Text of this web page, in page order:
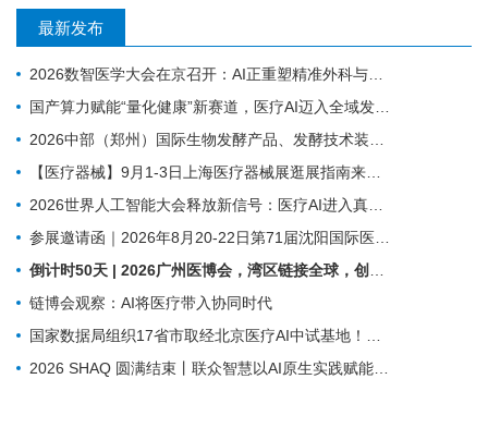
最新发布
2026数智医学大会在京召开：AI正重塑精准外科与基层医疗
国产算力赋能“量化健康”新赛道，医疗AI迈入全域发展新阶段
2026中部（郑州）国际生物发酵产品、发酵技术装备博览会
【医疗器械】9月1-3日上海医疗器械展​逛展指南来了！
2026世界人工智能大会释放新信号：医疗AI进入真实场景落地时代
参展邀请函｜2026年8月20-22日第71届沈阳国际医疗器械展览会
倒计时50天 | 2026广州医博会，湾区链接全球，创新驱动健康
链博会观察：AI将医疗带入协同时代
国家数据局组织17省市取经北京医疗AI中试基地！国家数据要素综合试验区医疗数据流通利用专题现场会召开
2026 SHAQ 圆满结束丨联众智慧以AI原生实践赋能数智医院建设